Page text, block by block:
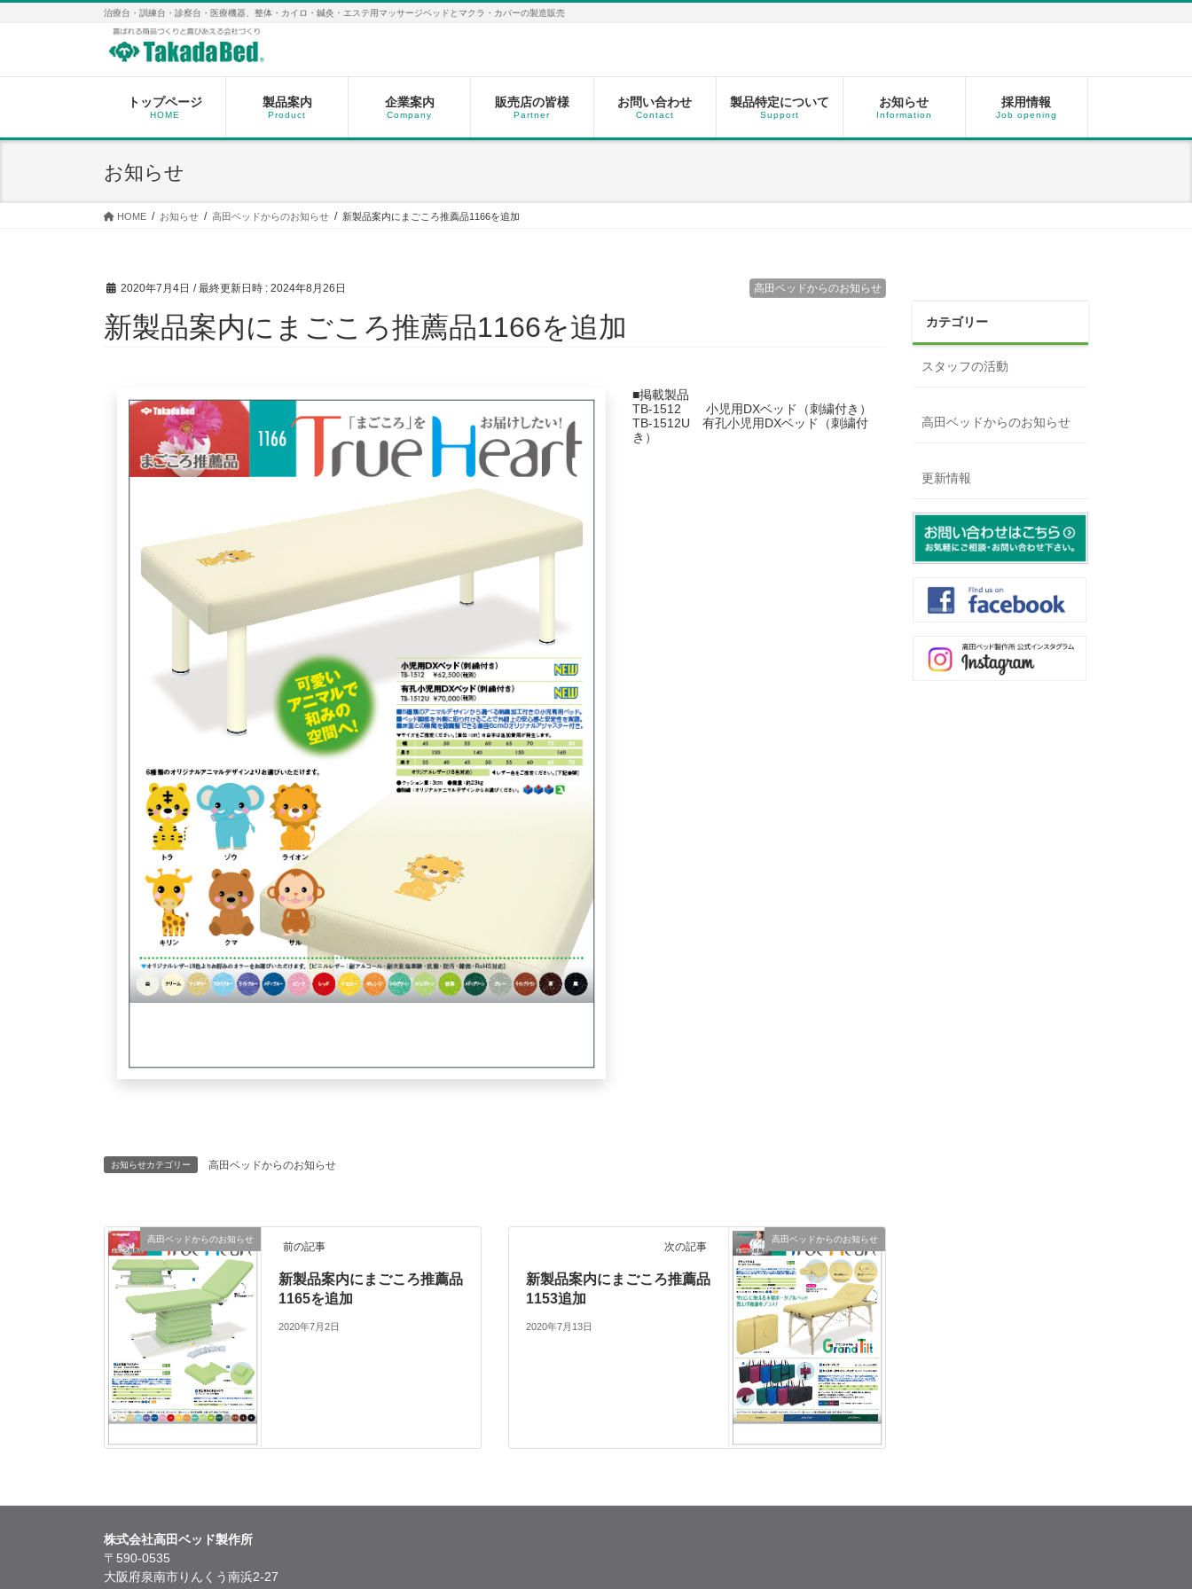
キ
に
治療台・訓練台・診察台・医療機器、整体・カイロ・鍼灸・エステ用マッサージベッドとマクラ・カバーの製造販売
トップページ
HOME
製品案内
Product
企業案内
Company
販売店の皆様
Partner
お問い合わせ
Contact
製品特定について
Support
お知らせ
Information
採用情報
Job opening
お知らせ
HOME お知らせ 高田ベッドからのお知らせ 新製品案内にまごころ推薦品1166を追加
2020年7月4日 / 最終更新日時 : 2024年8月26日 高田ベッドからのお知らせ
新製品案内にまごころ推薦品1166を追加
■掲載製品
TB-1512 小児用DXベッド（刺繍付き）
TB-1512U 有孔小児用DXベッド（刺繍付
き）
お知らせカテゴリー 高田ベッドからのお知らせ
高田ベッドからのお知らせ
前の記事
新製品案内にまごころ推薦品
1165を追加
2020年7月2日
高田ベッドからのお知らせ
次の記事
新製品案内にまごころ推薦品
1153追加
2020年7月13日
カテゴリー
スタッフの活動
高田ベッドからのお知らせ
更新情報
株式会社高田ベッド製作所
〒590-0535
大阪府泉南市りんくう南浜2-27